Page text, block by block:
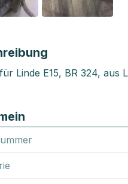
Linde E15, BR 324, aus